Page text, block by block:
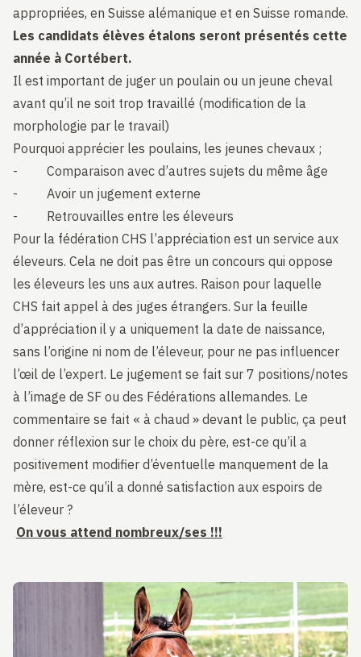
appropriées, en Suisse alémanique et en Suisse romande.
Les candidats élèves étalons seront présentés cette
année à Cortébert.
Il est important de juger un poulain ou un jeune cheval
avant qu’il ne soit trop travaillé (modification de la
morphologie par le travail)
Pourquoi apprécier les poulains, les jeunes chevaux ;
- Comparaison avec d’autres sujets du même âge
- Avoir un jugement externe
- Retrouvailles entre les éleveurs
Pour la fédération CHS l’appréciation est un service aux
éleveurs. Cela ne doit pas être un concours qui oppose
les éleveurs les uns aux autres. Raison pour laquelle
CHS fait appel à des juges étrangers. Sur la feuille
d’appréciation il y a uniquement la date de naissance,
sans l’origine ni nom de l’éleveur, pour ne pas influencer
l’œil de l’expert. Le jugement se fait sur 7 positions/notes
à l’image de SF ou des Fédérations allemandes. Le
commentaire se fait « à chaud » devant le public, ça peut
donner réflexion sur le choix du père, est-ce qu’il a
positivement modifier d’éventuelle manquement de la
mère, est-ce qu’il a donné satisfaction aux espoirs de
l’éleveur ?
On vous attend nombreux/ses !!!